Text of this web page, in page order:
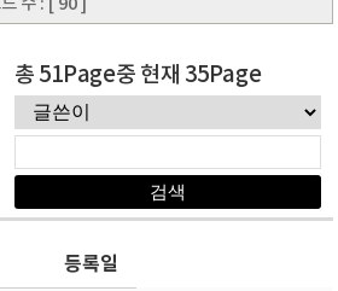
수 : [ 90 ]
총 51Page중 현재 35Page
등록일